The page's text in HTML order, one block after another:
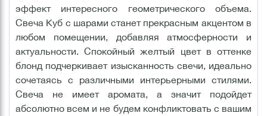
эффект интересного геометрического объема.
Свеча Куб с шарами станет прекрасным акцентом в
любом помещении, добавляя атмосферности и
актуальности. Спокойный желтый цвет в оттенке
блонд подчеркивает изысканность свечи, идеально
сочетаясь с различными интерьерными стилями.
Свеча не имеет аромата, а значит подойдет
абсолютно всем и не будем конфликтовать с вашим